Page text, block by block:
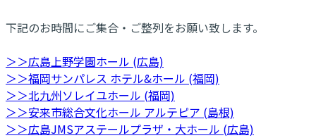
下記のお時間にご集合・ご整列をお願い致します。
＞＞広島上野学園ホール (広島)
＞＞福岡サンパレス ホテル&ホール (福岡)
＞＞北九州ソレイユホール (福岡)
＞＞安来市総合文化ホール アルテピア (島根)
＞＞広島JMSアステールプラザ・大ホール (広島)